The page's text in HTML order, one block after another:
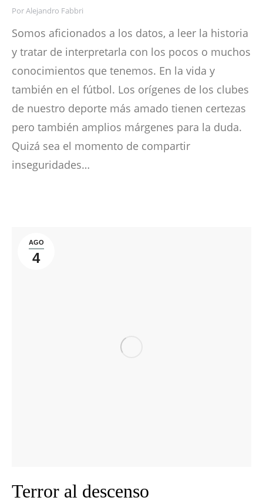
PorAlejandro Fabbri
Somos aficionados a los datos, a leer la historia
y tratar de interpretarla con los pocos o muchos
conocimientos que tenemos. En la vida y
también en el fútbol. Los orígenes de los clubes
de nuestro deporte más amado tienen certezas
pero también amplios márgenes para la duda.
Quizá sea el momento de compartir
inseguridades…
AGO
4
Terror al descenso